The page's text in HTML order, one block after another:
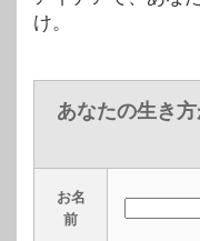
け。
あなたの生き
お名
前